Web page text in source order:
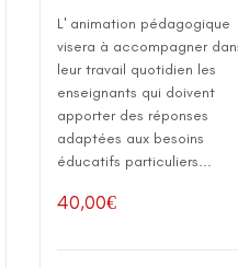
L' animation pédagogique
visera à accompagner
leur travail quotidien les
enseignants qui doivent
apporter des réponses
adaptées aux besoins
éducatifs particuliers...
40,00€